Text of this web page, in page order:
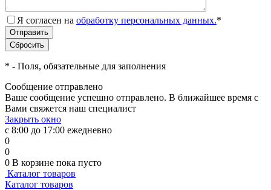
Я согласен на обработку персональных данных.*
* - Поля, обязательные для заполнения
Сообщение отправлено
Ваше сообщение успешно отправлено. В ближайшее время с
Вами свяжется наш специалист
Закрыть окно
с 8:00 до 17:00 ежедневно
0
0
0 В корзине пока пусто
Каталог товаров
Каталог товаров